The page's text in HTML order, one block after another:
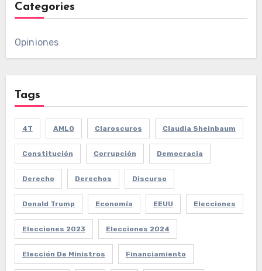
Categories
Opiniones
Tags
4T AMLO Claroscuros Claudia Sheinbaum
Constitución Corrupción Democracia
Derecho Derechos Discurso
Donald Trump Economía EEUU Elecciones
Elecciones 2023 Elecciones 2024
Elección De Ministros Financiamiento